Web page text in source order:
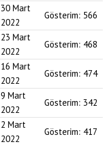
30 Mart
2022
Gösterim: 566
23 Mart
2022
Gösterim: 468
16 Mart
2022
Gösterim: 474
9 Mart
2022
Gösterim: 342
2 Mart
2022
Gösterim: 417